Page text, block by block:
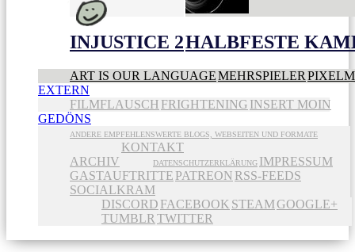
INJUSTICE 2HALBFESTE
ART IS OUR LANGUAGEMEHRSPIELER
EXTERN
FILMFLAUSCH FRIGHTENING INSERT MOIN
GEDÖNS
ANDERE EMPFEHLENSWERTE BLOGS, WEBSEITEN UND FORMATE
ARCHIV
KONTAKT
DATENSCHUTZERKLÄRUNG IMPRESSUM
GASTAUFTRITTE PATREON RSS-FEEDS
SOCIALKRAM
DISCORD FACEBOOK STEAMGOOGLE+
TUMBLR TWITTER